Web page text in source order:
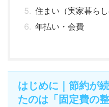
住まい（実家暮らし
年払い・会費
はじめに｜節約が
たのは「固定費の